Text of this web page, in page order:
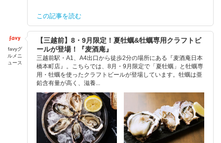
この記事を読む
favyグ
ルメニ
ュース
【三越前】8・9月限定！夏牡蠣&牡蠣専用クラフトビ
ールが登場！『麦酒庵』
三越前駅・A1、A4出口から徒歩2分の場所にある『麦酒庵日本
橋本町店』。こちらでは、8月・9月限定で「夏牡蠣」と牡蠣専
用・牡蠣を使ったクラフトビールが登場しています。牡蠣は亜
鉛含有量が高く、滋養...